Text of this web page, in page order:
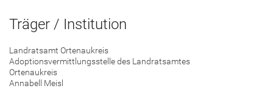
Träger / Institution
Landratsamt Ortenaukreis
Adoptionsvermittlungsstelle des Landratsamtes
Ortenaukreis
Annabell Meisl